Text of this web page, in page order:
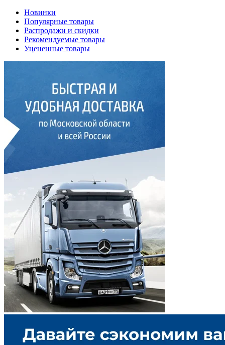
Новинки
Популярные товары
Распродажи и скидки
Рекомендуемые товары
Уцененные товары